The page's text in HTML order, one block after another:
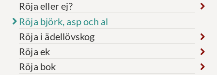
Röja eller ej?
Röja björk, asp och al
Röja i ädellövskog
Röja ek
Röja bok